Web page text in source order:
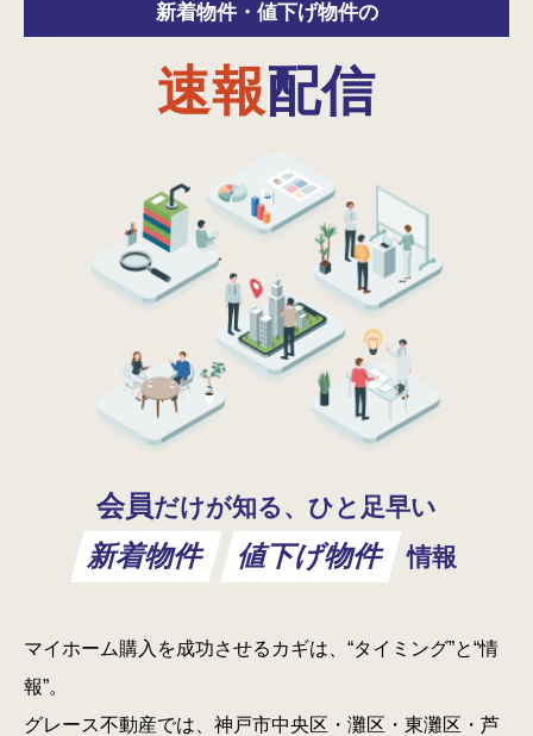
新着物件・ 値下げ物件の
速報配信
会員だけが知る、ひと足早い
新着物件 値下げ物件 情報
マイホーム購入を成功させるカギは、“タイミング”と“情
報”。
グレース不動産では、神戸市中央区・灘区・東灘区・芦